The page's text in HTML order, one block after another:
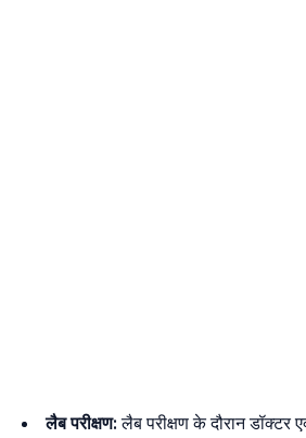
लैब परीक्षण: लैब परीक्षण के दौरान